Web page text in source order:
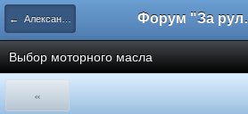
← Александр Шабанов
Выбор моторного масла
«